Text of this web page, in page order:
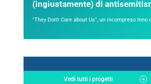
(ingiustamente) di
"They Don't Care about Us", un incompreso inno
Vedi tutti i progetti